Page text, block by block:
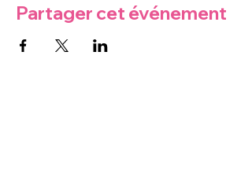
Partager cet événement